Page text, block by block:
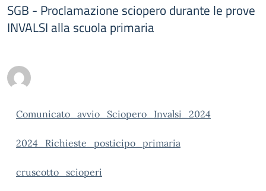
SGB - Proclamazione sciopero durante le prove
INVALSI alla scuola primaria
Comunicato_avvio_Sciopero_Invalsi_2024
2024_Richieste_posticipo_primaria
cruscotto_scioperi